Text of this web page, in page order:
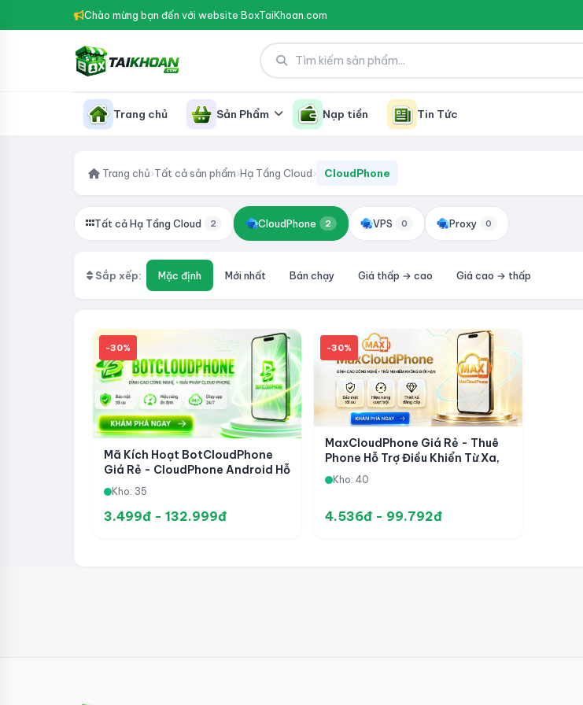
Chào mừng bạn đến với website BoxTaiKhoan.com
Trang chủ Sản Phẩm Nạp tiền Tin Tức
Trang chủ›Tất cả sản phẩm›Hạ Tầng Cloud› CloudPhone
Tất cả Hạ Tầng Cloud 2 CloudPhone 2 VPS 0 Proxy 0
Sắp xếp: Mặc định Mới nhất Bán chạy Giá thấp → cao Giá cao → thấp
-30%
Mã Kích Hoạt BotCloudPhone
Giá Rẻ - CloudPhone Android Hỗ
Trợ Treo App, Automation
Mobile Và Vận Hành Social
Kho: 35
3.499đ - 132.999đ
-30%
MaxCloudPhone Giá Rẻ - Thuê
Phone Hỗ Trợ Điều Khiển Từ Xa,
Automation Social Và Nuôi Tài
Khoản
Kho: 40
4.536đ - 99.792đ